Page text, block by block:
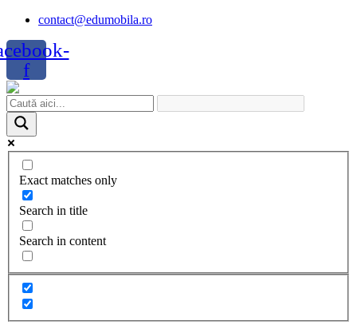
Skip
content
contact@edumobila.ro
f
Exact matches only
Search in title
Search in content